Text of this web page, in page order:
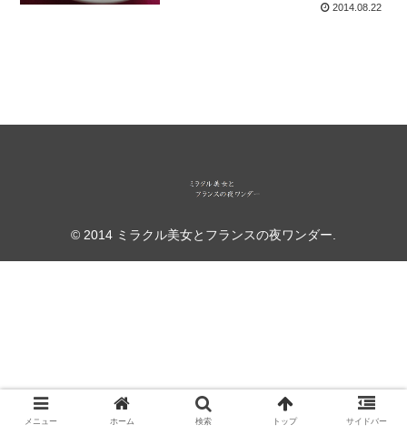
2014.08.22
© 2014 ミラクル美女とフランスの夜ワンダー.
メニュー ホーム 検索 トップ サイドバー